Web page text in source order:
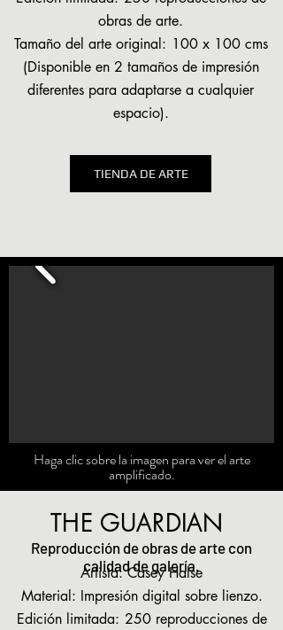
obras de arte.
Tamaño del arte original: 100 x 100 cms
(Disponible en 2 tamaños de impresión
diferentes para adaptarse a cualquier
espacio).
TIENDA DE ARTE
Haga clic sobre la imagen para ver el arte
amplificado.
THE GUARDIAN
Artista: Casey Halse
Material: Impresión digital sobre lienzo.
Edición limitada: 250 reproducciones de
Reproducción de obras de arte con
calidad de galería.